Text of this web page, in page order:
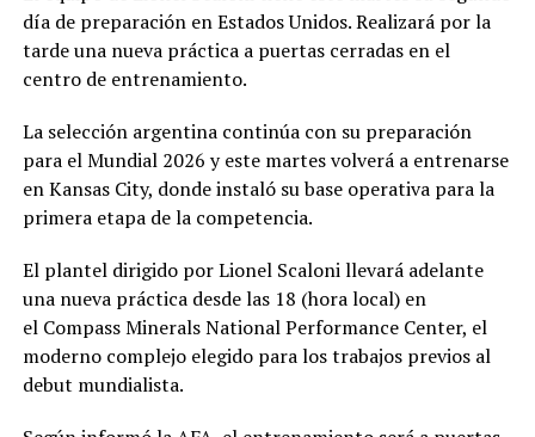
día de preparación en Estados Unidos. Realizará por la
tarde una nueva práctica a puertas cerradas en el
centro de entrenamiento.
La selección argentina continúa con su preparación
para el Mundial 2026 y este martes volverá a entrenarse
en Kansas City, donde instaló su base operativa para la
primera etapa de la competencia.
El plantel dirigido por Lionel Scaloni llevará adelante
una nueva práctica desde las 18 (hora local) en
el Compass Minerals National Performance Center, el
moderno complejo elegido para los trabajos previos al
debut mundialista.